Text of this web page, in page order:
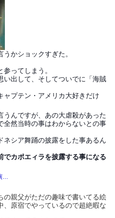
かショックすぎた。
ってしまう。
い出して、そしてついでに「海賊
ャプテン・アメリカ大好きだけ
うんですが、あの大虐殺があった
全然当時の事はわからないとの事
ネシア舞踊の披露をした事あるん
でカポエィラを披露する事になる
…
の親父がただの趣味で書いてる絵
、原宿でやっているので超絶暇な